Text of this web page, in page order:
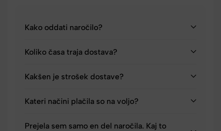
Kako oddati naročilo?
Koliko časa traja dostava?
Kakšen je strošek dostave?
Kateri načini plačila so na voljo?
Prejela sem samo en del naročila. Kaj to